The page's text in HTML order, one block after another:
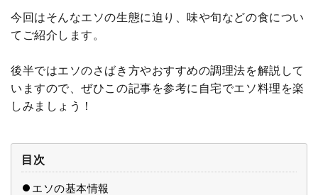
今回はそんなエソの生態に迫り、味や旬などの食につい
てご紹介します。
後半ではエソのさばき方やおすすめの調理法を解説して
いますので、ぜひこの記事を参考に自宅でエソ料理を楽
しみましょう！
目次
エソの基本情報